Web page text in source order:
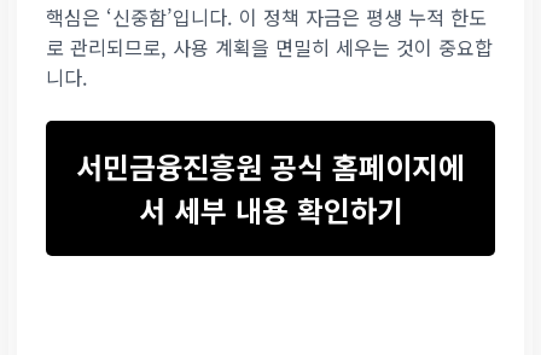
핵심은 ‘신중함’입니다. 이 정책 자금은 평생 누적 한도
로 관리되므로, 사용 계획을 면밀히 세우는 것이 중요합
니다.
서민금융진흥원 공식 홈페이지에
서 세부 내용 확인하기